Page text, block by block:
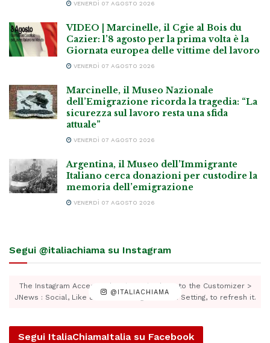
VENERDÌ 07 AGOSTO 2026
VIDEO | Marcinelle, il Cgie al Bois du
Cazier: l’8 agosto per la prima volta è la
Giornata europea delle vittime del lavoro
VENERDÌ 07 AGOSTO 2026
Marcinelle, il Museo Nazionale
dell’Emigrazione ricorda la tragedia: “La
sicurezza sul lavoro resta una sfida
attuale”
VENERDÌ 07 AGOSTO 2026
Argentina, il Museo dell’Immigrante
Italiano cerca donazioni per custodire la
memoria dell’emigrazione
VENERDÌ 07 AGOSTO 2026
Segui @italiachiama su Instagram
@ITALIACHIAMA
The Instagram Access Token is expired, Go to the Customizer >
JNews : Social, Like & View > Instagram Feed Setting, to refresh it.
Segui ItaliaChiamaItalia su Facebook